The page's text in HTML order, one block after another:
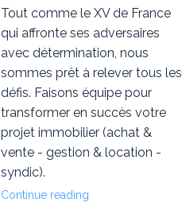
Tout comme le XV de France
qui affronte ses adversaires
avec détermination, nous
sommes prêt à relever tous les
défis. Faisons équipe pour
transformer en succès votre
projet immobilier (achat &
vente - gestion & location -
syndic).
Continue reading